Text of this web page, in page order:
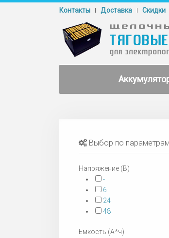
Контакты Доставка Cкидки
Выбор по параметрам
Напряжение (В)
-
6
24
48
Емкость (А*ч)